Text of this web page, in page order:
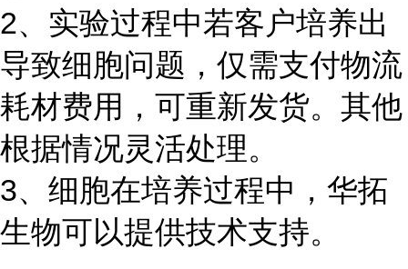
2、实验过程中若客户培养出
导致细胞问题，仅需支付物流
耗材费用，可重新发货。其他
根据情况灵活处理。
3、细胞在培养过程中，华拓
生物可以提供技术支持。